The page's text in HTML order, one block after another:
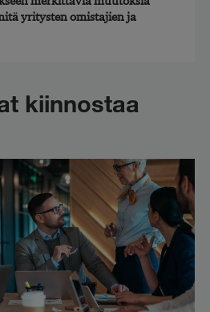
yritysten omistajien ja
kiinnostaa